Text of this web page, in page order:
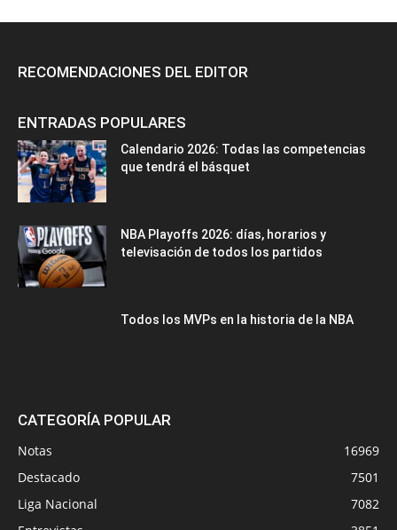
RECOMENDACIONES DEL EDITOR
ENTRADAS POPULARES
Calendario 2026: Todas las competencias
que tendrá el básquet
NBA Playoffs 2026: días, horarios y
televisación de todos los partidos
Todos los MVPs en la historia de la NBA
CATEGORÍA POPULAR
Notas
16969
Destacado
7501
Liga Nacional
7082